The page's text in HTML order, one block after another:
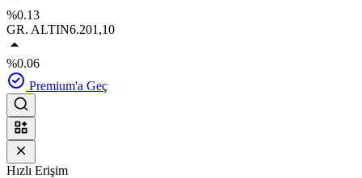
%0.13
GR. ALTIN6.201,10
%0.06
Premium'a Geç
Hızlı Erişim